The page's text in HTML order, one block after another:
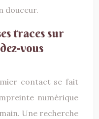
douceur.
traces sur
vous
contact se fait
numérique
Une recherche